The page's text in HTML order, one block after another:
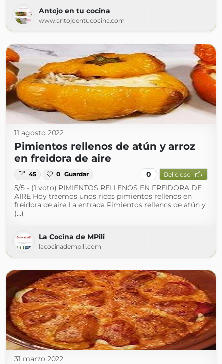
Antojo en tu cocina
www.antojoentucocina.com
11 agosto 2022
Pimientos rellenos de atún y arroz
en freidora de aire
45 0 Guardar 0 Delicioso
5/5 - (1 voto) PIMIENTOS RELLENOS EN FREIDORA DE
AIRE Hoy traemos unos ricos pimientos rellenos en
freidora de aire La entrada Pimientos rellenos de atún y
(...)
La Cocina de MPili
lacocinadempili.com
31 marzo 2022